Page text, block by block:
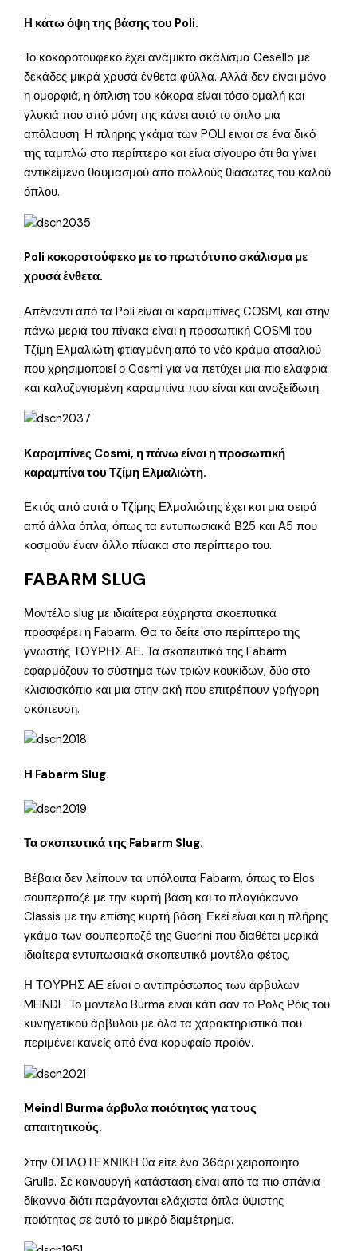
Η κάτω όψη της βάσης του Poli.
Το κοκοροτούφεκο έχει ανάμικτο σκάλισμα Cesello με
δεκάδες μικρά χρυσά ένθετα φύλλα. Αλλά δεν είναι μόνο
η ομορφιά, η όπλιση του κόκορα είναι τόσο ομαλή και
γλυκιά που από μόνη της κάνει αυτό το όπλο μια
απόλαυση. Η πληρης γκάμα των POLI ειναι σε ένα δικό
της ταμπλώ στο περίπτερο και είνα σίγουρο ότι θα γίνει
αντικείμενο θαυμασμού από πολλούς θιασώτες του καλού
όπλου.
Poli κοκοροτούφεκο με το πρωτότυπο σκάλισμα με
χρυσά ένθετα.
Απέναντι από τα Poli είναι οι καραμπίνες COSMI, και στην
πάνω μεριά του πίνακα είναι η προσωπική COSMI του
Τζίμη Ελμαλιώτη φτιαγμένη από το νέο κράμα ατσαλιού
που χρησιμοποιεί ο Cosmi για να πετύχει μια πιο ελαφριά
και καλοζυγισμένη καραμπίνα που είναι και ανοξείδωτη.
Καραμπίνες Cosmi, η πάνω είναι η πρoσωπική
καραμπίνα του Τζίμη Ελμαλιώτη.
Εκτός από αυτά ο Τζίμης Ελμαλιώτης έχει και μια σειρά
από άλλα όπλα, όπως τα εντυπωσιακά Β25 και Α5 που
κοσμούν έναν άλλο πίνακα στο περίπτερο του.
FABARM SLUG
Μοντέλο slug με ιδιαίτερα εύχρηστα σκοεπυτικά
προσφέρει η Fabarm. Θα τα δείτε στο περίπτερο της
γνωστής ΤΟΥΡΗΣ ΑΕ. Τα σκοπευτικά της Fabarm
εφαρμόζουν το σύστημα των τριών κουκίδων, δύο στο
κλισιοσκόπιο και μια στην ακή που επιτρέπουν γρήγορη
σκόπευση.
Η Fabarm Slug.
Τα σκοπευτικά της Fabarm Slug.
Βέβαια δεν λείπουν τα υπόλοιπα Fabarm, όπως το Elos
σουπερποζέ με την κυρτή βάση και το πλαγιόκαννο
Classis με την επίσης κυρτή βάση. Εκεί είναι και η πλήρης
γκάμα των σουπερποζέ της Guerini που διαθέτει μερικά
ιδιαίτερα εντυπωσιακά σκοπευτικά μοντέλα φέτος.
Η ΤΟΥΡΗΣ ΑΕ είναι ο αντιπρόσωπος των άρβυλων
MEINDL. Το μοντέλο Burma είναι κάτι σαν το Ρολς Ρόις του
κυνηγετικού άρβυλου με όλα τα χαρακτηριστικά που
περιμένει κανείς από ένα κορυφαίο προϊόν.
Meindl Burma άρβυλα ποιότητας για τους
απαιτητικούς.
Στην ΟΠΛΟΤΕΧΝΙΚΗ θα είτε ένα 36άρι χειροποίητο
Grulla. Σε καινουργή κατάσταση είναι από τα πιο σπάνια
δίκαννα διότι παράγονται ελάχιστα όπλα ύψιστης
ποιότητας σε αυτό το μικρό διαμέτρημα.